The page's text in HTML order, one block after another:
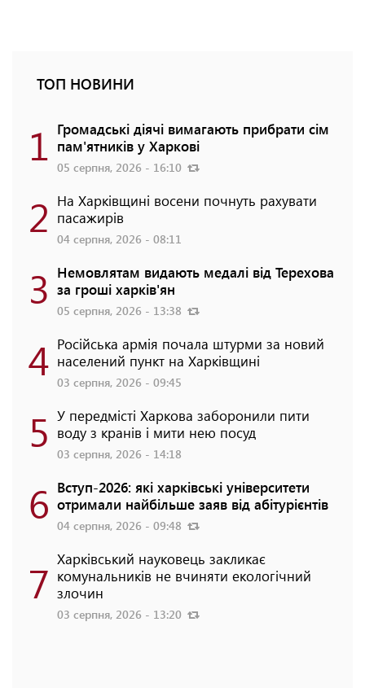
ТОП НОВИНИ
1 Громадські діячі вимагають прибрати сім
пам'ятників у Харкові
05 серпня, 2026 - 16:10
2 На Харківщині восени почнуть рахувати
пасажирів
04 серпня, 2026 - 08:11
3 Немовлятам видають медалі від Терехова
за гроші харків'ян
05 серпня, 2026 - 13:38
4 Російська армія почала штурми за новий
населений пункт на Харківщині
03 серпня, 2026 - 09:45
5 У передмісті Харкова заборонили пити
воду з кранів і мити нею посуд
03 серпня, 2026 - 14:18
6 Вступ-2026: які харківські університети
отримали найбільше заяв від абітурієнтів
04 серпня, 2026 - 09:48
7 Харківський науковець закликає
комунальників не вчиняти екологічний
злочин
03 серпня, 2026 - 13:20